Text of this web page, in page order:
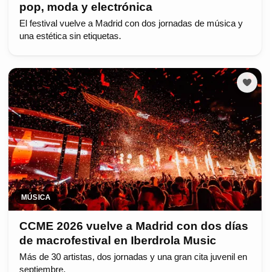
pop, moda y electrónica
El festival vuelve a Madrid con dos jornadas de música y
una estética sin etiquetas.
MÚSICA
CCME 2026 vuelve a Madrid con dos días
de macrofestival en Iberdrola Music
Más de 30 artistas, dos jornadas y una gran cita juvenil en
septiembre.